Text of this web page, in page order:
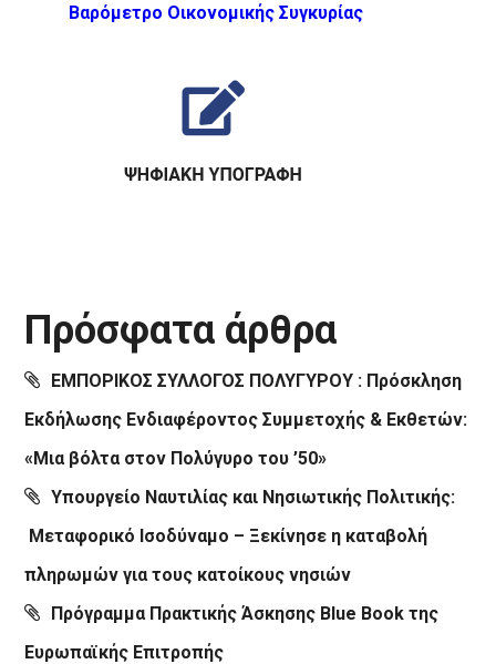
Βαρόμετρο Οικονομικής Συγκυρίας
Πρόσφατα άρθρα
ΕΜΠΟΡΙΚΟΣ ΣΥΛΛΟΓΟΣ ΠΟΛΥΓΥΡΟΥ : Πρόσκληση
Εκδήλωσης Ενδιαφέροντος Συμμετοχής & Εκθετών:
«Μια βόλτα στον Πολύγυρο του ’50»
Υπουργείο Ναυτιλίας και Νησιωτικής Πολιτικής:
Μεταφορικό Ισοδύναμο – Ξεκίνησε η καταβολή
πληρωμών για τους κατοίκους νησιών
Πρόγραμμα Πρακτικής Άσκησης Blue Book της
Ευρωπαϊκής Επιτροπής